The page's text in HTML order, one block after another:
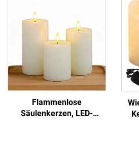
Flammenlose
Säulenkerzen, LED-